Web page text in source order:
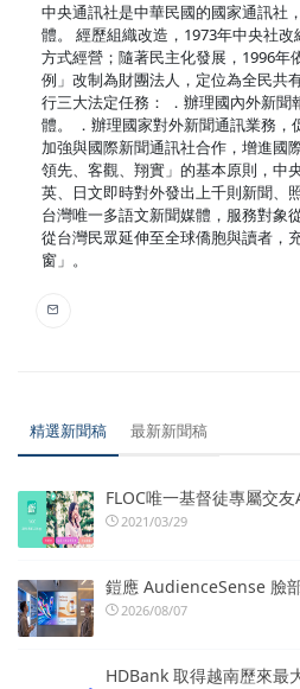
中央通訊社是中華民國的國家通訊社
體。 經歷組織改造，1973年中央社
方式經營；隨著民主化發展，1996年
例」改制為財團法人，定位為全民共
行三大法定任務： ．辦理國內外新聞
體。 ．辦理國家對外新聞通訊業務，
加強與國際新聞通訊社合作，增進國
領先、客觀、翔實」的基本原則，中
英、日文即時對外發出上千則新聞、
台灣唯一多語文新聞媒體，服務對象
從台灣民眾延伸至全球僑胞與讀者，
窗」。
精選新聞稿 最新新聞稿
FLOC唯一基督徒專屬交
2021/03/29
鎧應 AudienceSense 臉
2026/08/07
HDBank 取得越南歷來最